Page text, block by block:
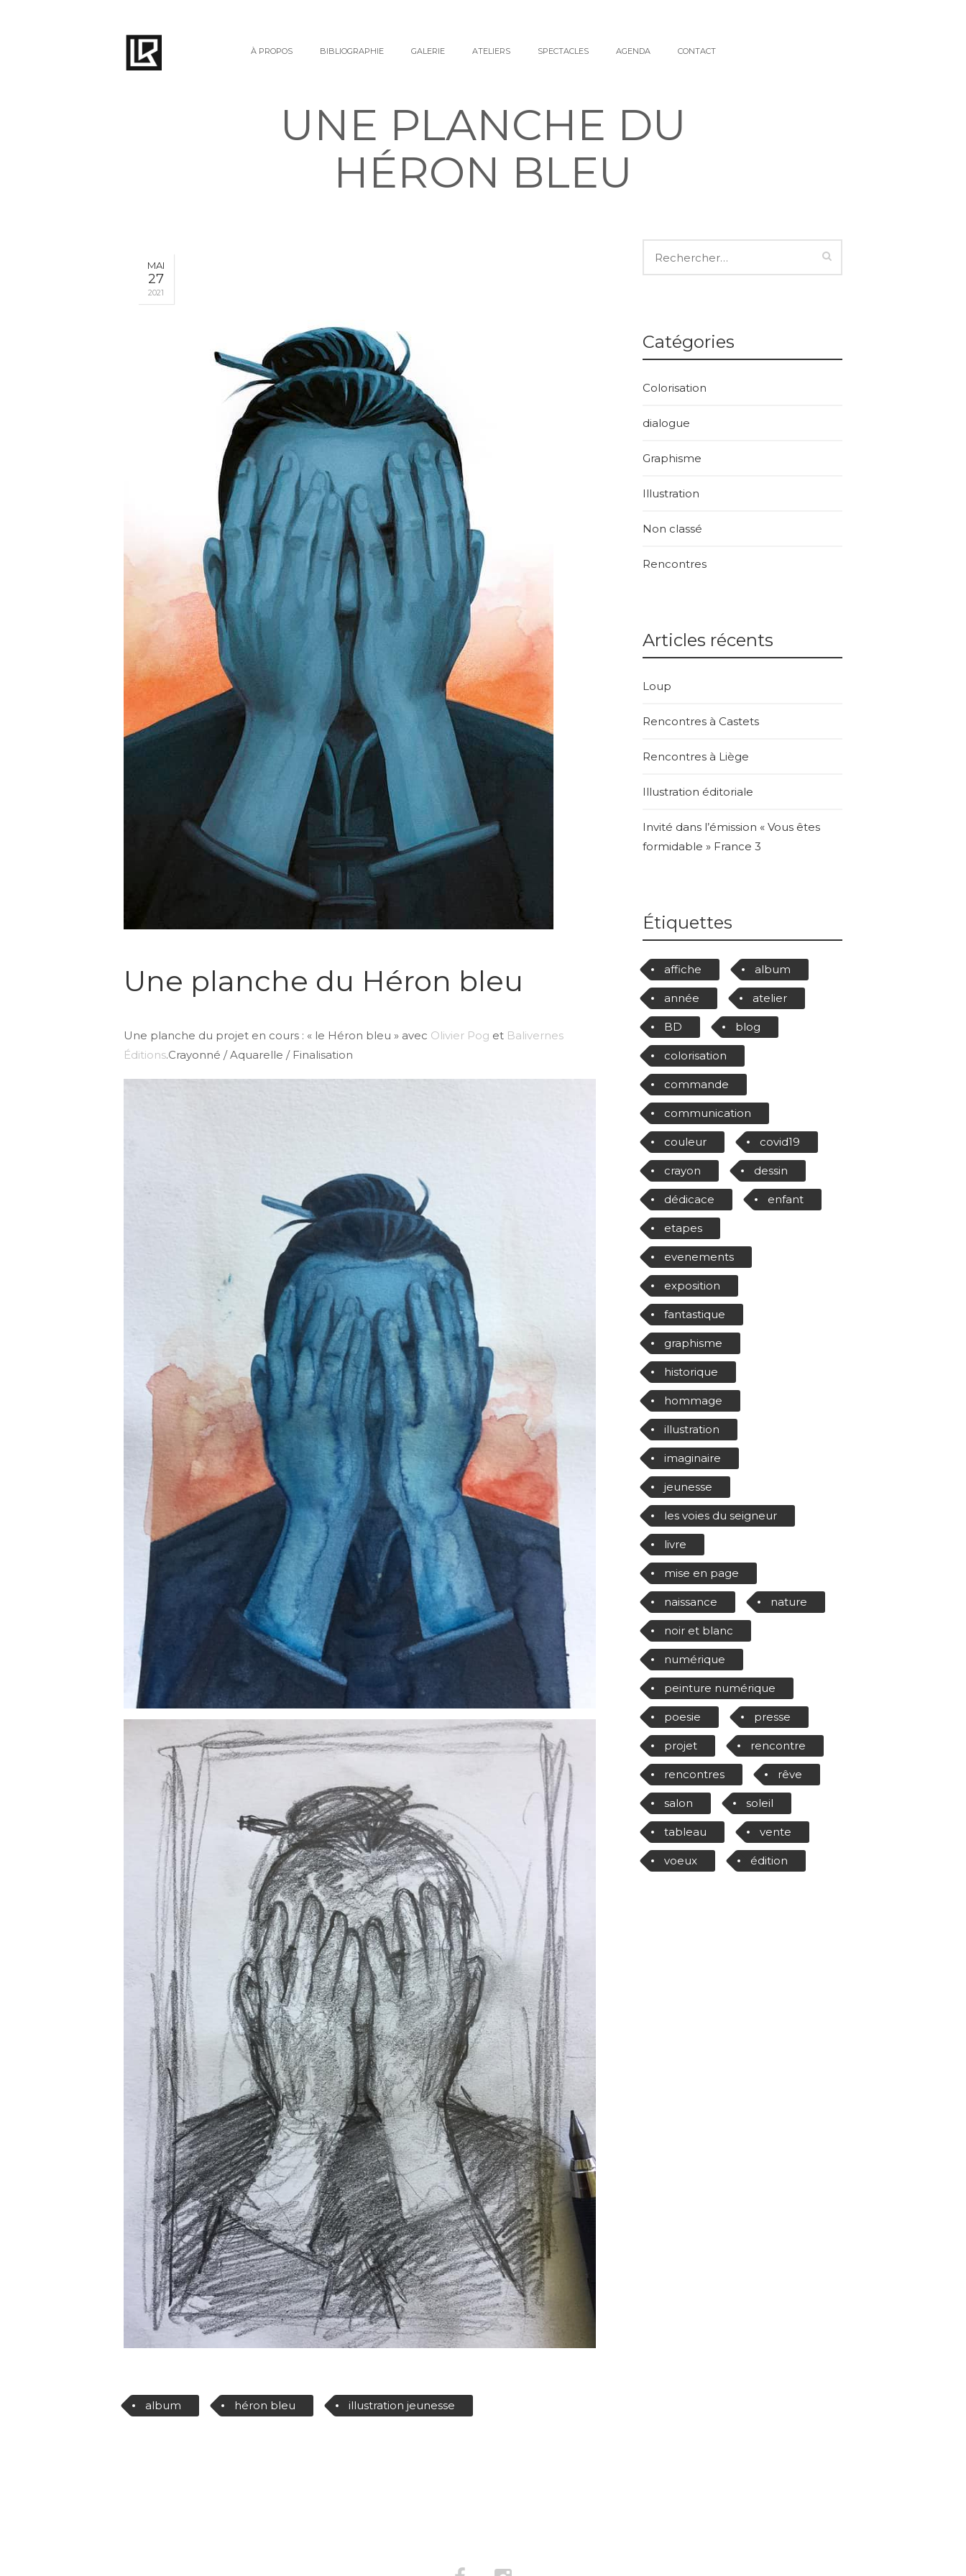
À PROPOS BIBLIOGRAPHIE GALERIE ATELIERS SPECTACLES AGENDA CONTACT
UNE PLANCHE DU
HÉRON BLEU
MAI
27
2021
Une planche du Héron bleu
Une planche du projet en cours : « le Héron bleu » avec Olivier Pog et Balivernes
Éditions.Crayonné / Aquarelle / Finalisation
album héron bleu illustration jeunesse
Catégories
Colorisation
dialogue
Graphisme
Illustration
Non classé
Rencontres
Articles récents
Loup
Rencontres à Castets
Rencontres à Liège
Illustration éditoriale
Invité dans l’émission « Vous êtes
formidable » France 3
Étiquettes
affiche album
année atelier
BD blog
colorisation
commande
communication
couleur covid19
crayon dessin
dédicace enfant
etapes
evenements
exposition
fantastique
graphisme
historique
hommage
illustration
imaginaire
jeunesse
les voies du seigneur
livre
mise en page
naissance nature
noir et blanc
numérique
peinture numérique
poesie presse
projet rencontre
rencontres rêve
salon soleil
tableau vente
voeux édition